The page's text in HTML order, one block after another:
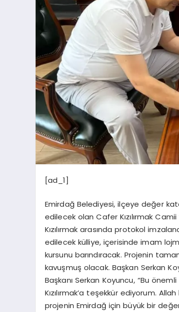
[ad_1]
Emirdağ Belediyesi, ilçeye değer
edilecek olan Cafer Kızılırmak
Kızılırmak arasında protokol
edilecek külliye, içerisinde imam
kursunu barındıracak. Projenin
kavuşmuş olacak. Başkan Serkan
Başkanı Serkan Koyuncu, “Bu
Kızılırmak’a teşekkür ediyorum.
projenin Emirdağ için büyük bir değer